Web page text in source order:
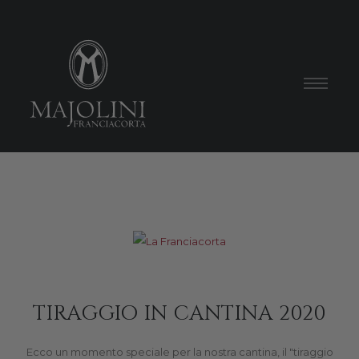
TIRAGGIO IN CANTINA 2020
Ecco un momento speciale per la nostra cantina, il "tiraggio